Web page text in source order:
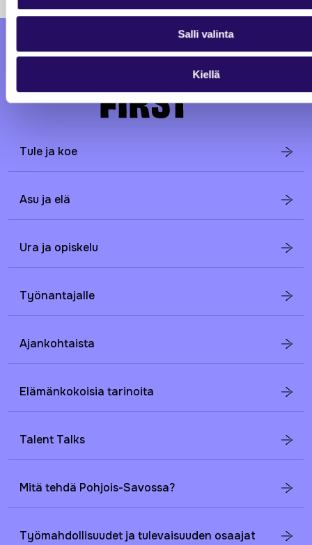
Salli valinta
Kiellä
Tule ja koe
Asu ja elä
Ura ja opiskelu
Työnantajalle
Ajankohtaista
Elämänkokoisia tarinoita
Talent Talks
Mitä tehdä Pohjois-Savossa?
Työmahdollisuudet ja tulevaisuuden osaajat